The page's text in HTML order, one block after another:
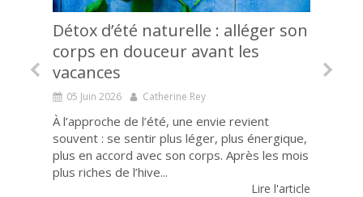
Détox d’été naturelle : alléger son
corps en douceur avant les
vacances
05 Juin 2026 Catherine Rey
À l’approche de l’été, une envie revient
souvent : se sentir plus léger, plus énergique,
plus en accord avec son corps. Après les mois
plus riches de l’hive...
Lire l'article